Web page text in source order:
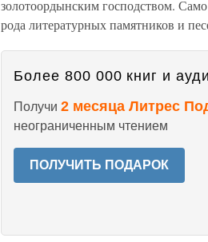
золотоордынским господством.
рода литературных памятников и
Более 800 000 книг и
Получи 2 месяца Литрес
неограниченным чтением
ПОЛУЧИТЬ ПОДАРОК